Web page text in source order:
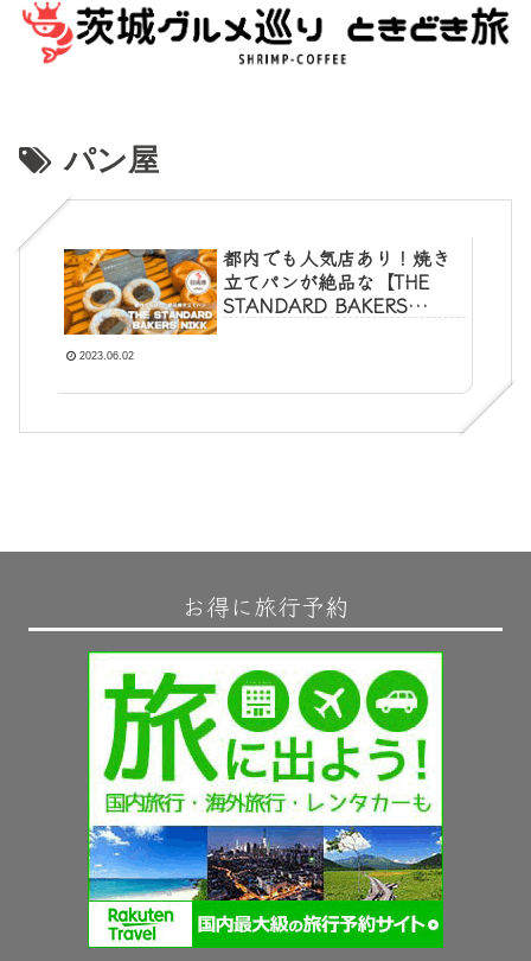
パン屋
都内でも人気店あり！焼き
立てパンが絶品な【THE
STANDARD BAKERS
2023.06.02
お得に旅行予約